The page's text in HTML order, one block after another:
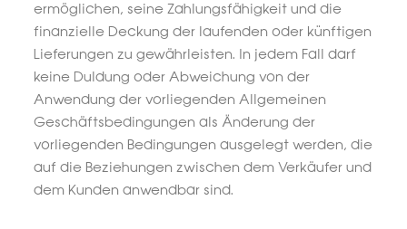
ermöglichen, seine Zahlungsfähigkeit und die
finanzielle Deckung der laufenden oder künftigen
Lieferungen zu gewährleisten. In jedem Fall darf
keine Duldung oder Abweichung von der
Anwendung der vorliegenden Allgemeinen
Geschäftsbedingungen als Änderung der
vorliegenden Bedingungen ausgelegt werden, die
auf die Beziehungen zwischen dem Verkäufer und
dem Kunden anwendbar sind.